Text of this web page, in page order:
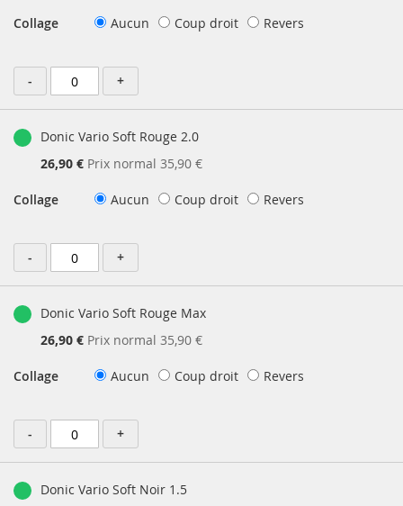
Collage Aucun Coup droit Revers
- +
Donic Vario Soft Rouge 2.0
Prix
26,90 € Prix normal 35,90 €
Collage Aucun Coup droit Revers
- +
Donic Vario Soft Rouge Max
Prix
26,90 € Prix normal 35,90 €
Collage Aucun Coup droit Revers
- +
Donic Vario Soft Noir 1.5